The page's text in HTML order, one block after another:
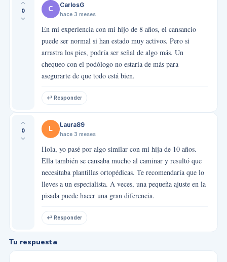
0 C CarlosG
hace 3 meses
En mi experiencia con mi hijo de 8 años, el cansancio
puede ser normal si han estado muy activos. Pero si
arrastra los pies, podría ser señal de algo más. Un
chequeo con el podólogo no estaría de más para
asegurarte de que todo está bien.
↩ Responder
0 L Laura89
hace 3 meses
Hola, yo pasé por algo similar con mi hija de 10 años.
Ella también se cansaba mucho al caminar y resultó que
necesitaba plantillas ortopédicas. Te recomendaría que lo
lleves a un especialista. A veces, una pequeña ajuste en la
pisada puede hacer una gran diferencia.
↩ Responder
Tu respuesta